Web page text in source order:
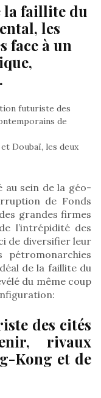
la faillite du
les
face à un
futuriste des
de
Doubaï, les deux
au sein de la géo-
de Fonds
grandes firmes
l’intrépidité des
de diversifier leur
de la faillite du
du même coup
des cités
rivaux
Kong et de